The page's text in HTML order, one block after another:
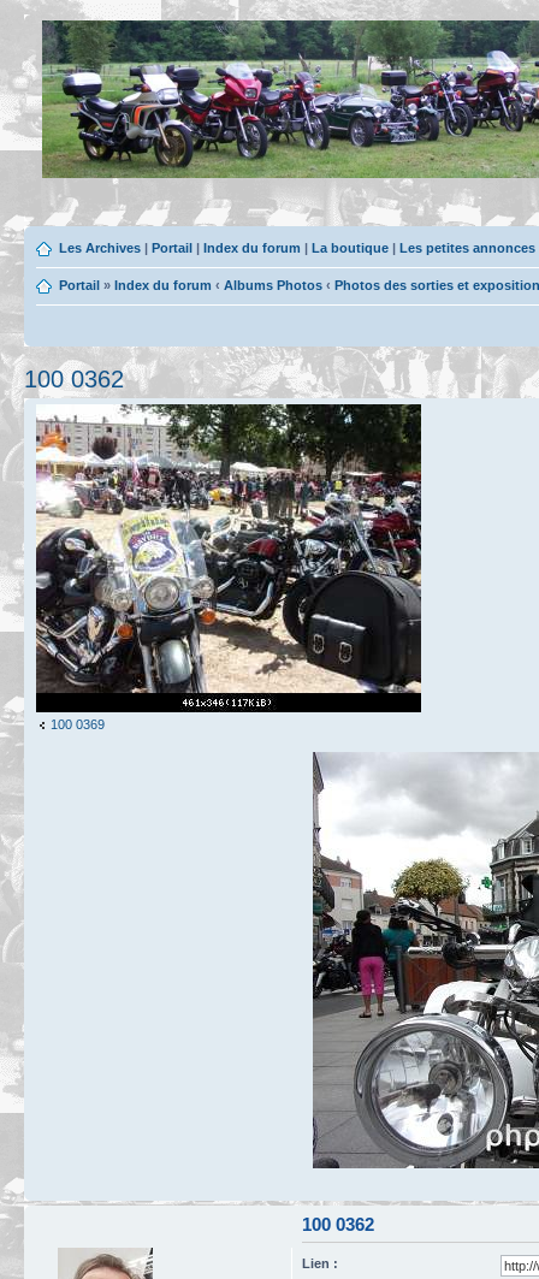
Les Archives | Portail | Index du forum | La boutique | Les petites
Portail » Index du forum ‹ Albums Photos ‹ Photos des sorties et
100 0362
100 0369
100 0362
Lien :